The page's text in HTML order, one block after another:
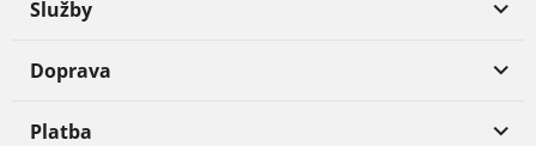
Služby
Doprava
Platba